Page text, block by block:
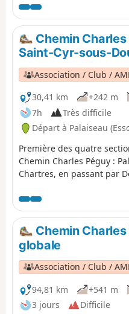
surpris de la variété des
Chevreuse, Hurepoix,
(Gometz, Limours,
finale : "la flèche
kilomètres de distance.
Chemin
Saint-Cyr-sous-
Association / Club /
30,41 km
+242 m
7h
Très difficile
Départ à Palaiseau
Première des quatre
Chemin Charles Péguy :
Chartres, en passant par
poète Charles Péguy qui fit
pèlerinages en 1912 puis
jours aller-retour.
Chemin
globale
Association / Club /
94,81 km
+541 m
3 jours
Difficile